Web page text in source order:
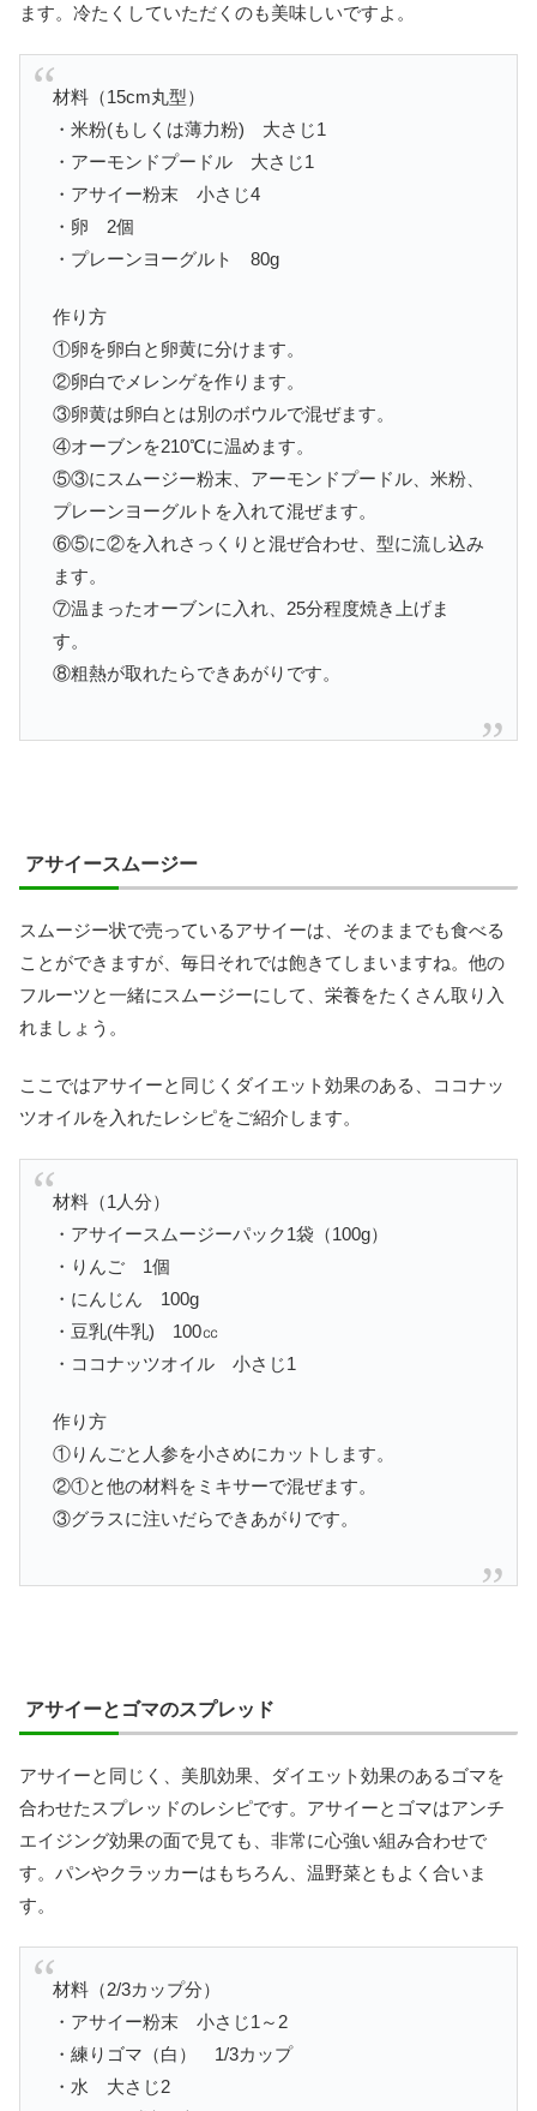
ます。冷たくしていただくのも美味しいですよ。
材料（15cm丸型）
・米粉(もしくは薄力粉) 大さじ1
・アーモンドプードル 大さじ1
・アサイー粉末 小さじ4
・卵 2個
・プレーンヨーグルト 80g
作り方
①卵を卵白と卵黄に分けます。
②卵白でメレンゲを作ります。
③卵黄は卵白とは別のボウルで混ぜます。
④オーブンを210℃に温めます。
⑤③にスムージー粉末、アーモンドプードル、米粉、
プレーンヨーグルトを入れて混ぜます。
⑥⑤に②を入れさっくりと混ぜ合わせ、型に流し込み
ます。
⑦温まったオーブンに入れ、25分程度焼き上げま
す。
⑧粗熱が取れたらできあがりです。
アサイースムージー
スムージー状で売っているアサイーは、そのままでも食べる
ことができますが、毎日それでは飽きてしまいますね。他の
フルーツと一緒にスムージーにして、栄養をたくさん取り入
れましょう。
ここではアサイーと同じくダイエット効果のある、ココナッ
ツオイルを入れたレシピをご紹介します。
材料（1人分）
・アサイースムージーパック1袋（100g）
・りんご 1個
・にんじん 100g
・豆乳(牛乳) 100㏄
・ココナッツオイル 小さじ1
作り方
①りんごと人参を小さめにカットします。
②①と他の材料をミキサーで混ぜます。
③グラスに注いだらできあがりです。
アサイーとゴマのスプレッド
アサイーと同じく、美肌効果、ダイエット効果のあるゴマを
合わせたスプレッドのレシピです。アサイーとゴマはアンチ
エイジング効果の面で見ても、非常に心強い組み合わせで
す。パンやクラッカーはもちろん、温野菜ともよく合いま
す。
材料（2/3カップ分）
・アサイー粉末 小さじ1～2
・練りゴマ（白） 1/3カップ
・水 大さじ2